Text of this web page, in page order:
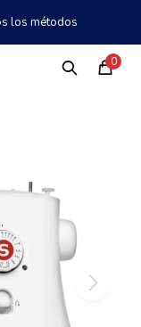
los métodos
0
MI CUENTA
097 997 042